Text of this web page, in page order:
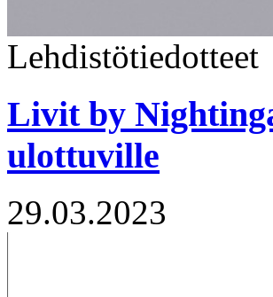
Lehdistötiedotteet
Livit by
ulottuville
29.03.2023